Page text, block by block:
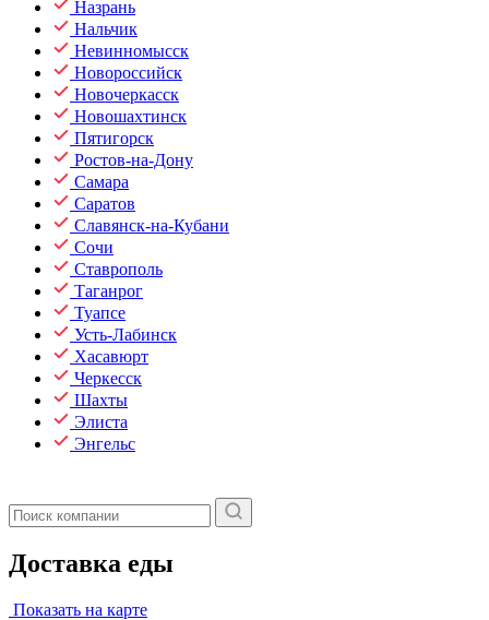
Назрань
Нальчик
Невинномысск
Новороссийск
Новочеркасск
Новошахтинск
Пятигорск
Ростов-на-Дону
Самара
Саратов
Славянск-на-Кубани
Сочи
Ставрополь
Таганрог
Туапсе
Усть-Лабинск
Хасавюрт
Черкесск
Шахты
Элиста
Энгельс
Доставка еды
Показать на карте